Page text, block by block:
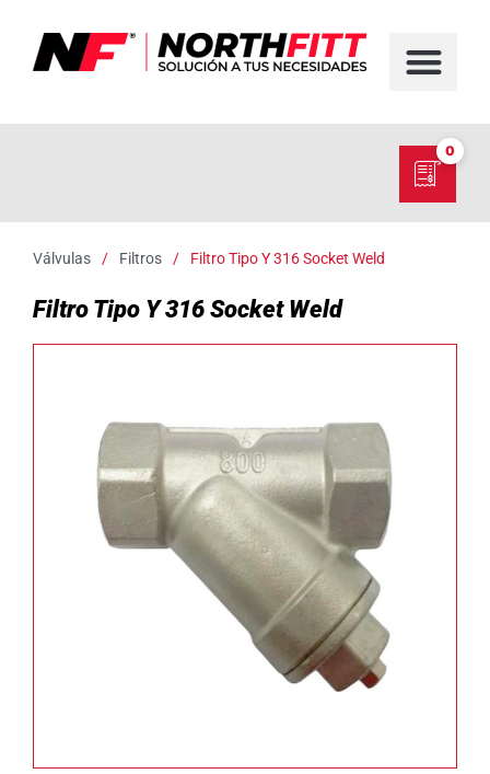
0
Válvulas / Filtros / Filtro Tipo Y 316 Socket Weld
Filtro Tipo Y 316 Socket Weld